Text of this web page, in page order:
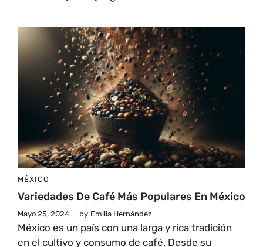
MÉXICO
Variedades De Café Más Populares En México
Mayo 25, 2024 by Emilia Hernández
México es un país con una larga y rica tradición
en el cultivo y consumo de café. Desde su